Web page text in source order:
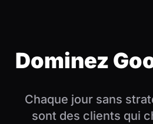
Dominez
Chaque jour sans
sont des clients qui